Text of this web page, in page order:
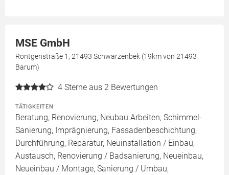
MSE GmbH
Röntgenstraße 1, 21493 Schwarzenbek (19km von 21493
Barum)
4 Sterne aus 2 Bewertungen
TÄTIGKEITEN
Beratung, Renovierung, Neubau Arbeiten, Schimmel-
Sanierung, Imprägnierung, Fassadenbeschichtung,
Durchführung, Reparatur, Neuinstallation / Einbau,
Austausch, Renovierung / Badsanierung, Neueinbau,
Neueinbau / Montage, Sanierung / Umbau,